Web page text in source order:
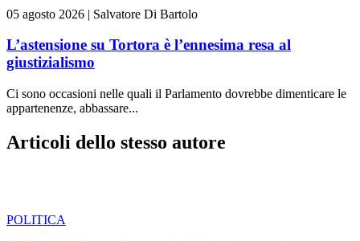
05 agosto 2026 | Salvatore Di Bartolo
L’astensione su Tortora è l’ennesima resa al
giustizialismo
Ci sono occasioni nelle quali il Parlamento dovrebbe dimenticare le
appartenenze, abbassare...
Articoli dello stesso autore
POLITICA